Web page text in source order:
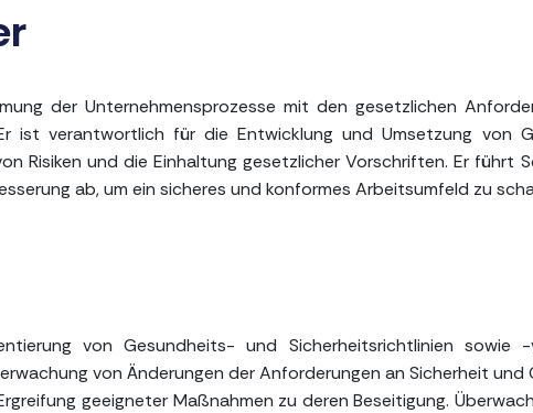
der Unternehmensprozesse mit den gesetzlichen
ist verantwortlich für die Entwicklung und Umsetzung von
Risiken und die Einhaltung gesetzlicher Vorschriften. Er führt
ab, um ein sicheres und konformes Arbeitsumfeld zu
von Gesundheits- und Sicherheitsrichtlinien sowie
von Änderungen der Anforderungen an Sicherheit
geeigneter Maßnahmen zu deren Beseitigung.